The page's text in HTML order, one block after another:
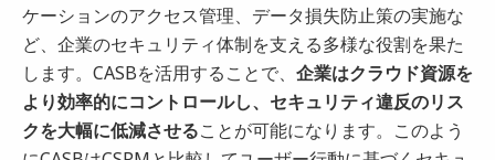
ケーションのアクセス管理、データ損失防止策の実施な
ど、企業のセキュリティ体制を支える多様な役割を果た
します。CASBを活用することで、 企業はクラウド資源を
より効率的にコントロールし、セキュリティ違反のリス
クを大幅に低減させることが可能になります。このよう